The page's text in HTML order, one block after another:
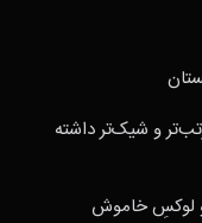
و شیک‌تر داشته
و لوکسِ خاموش